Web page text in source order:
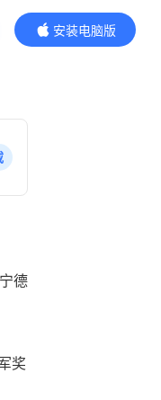
安装电脑版
内容更精彩
德
奖